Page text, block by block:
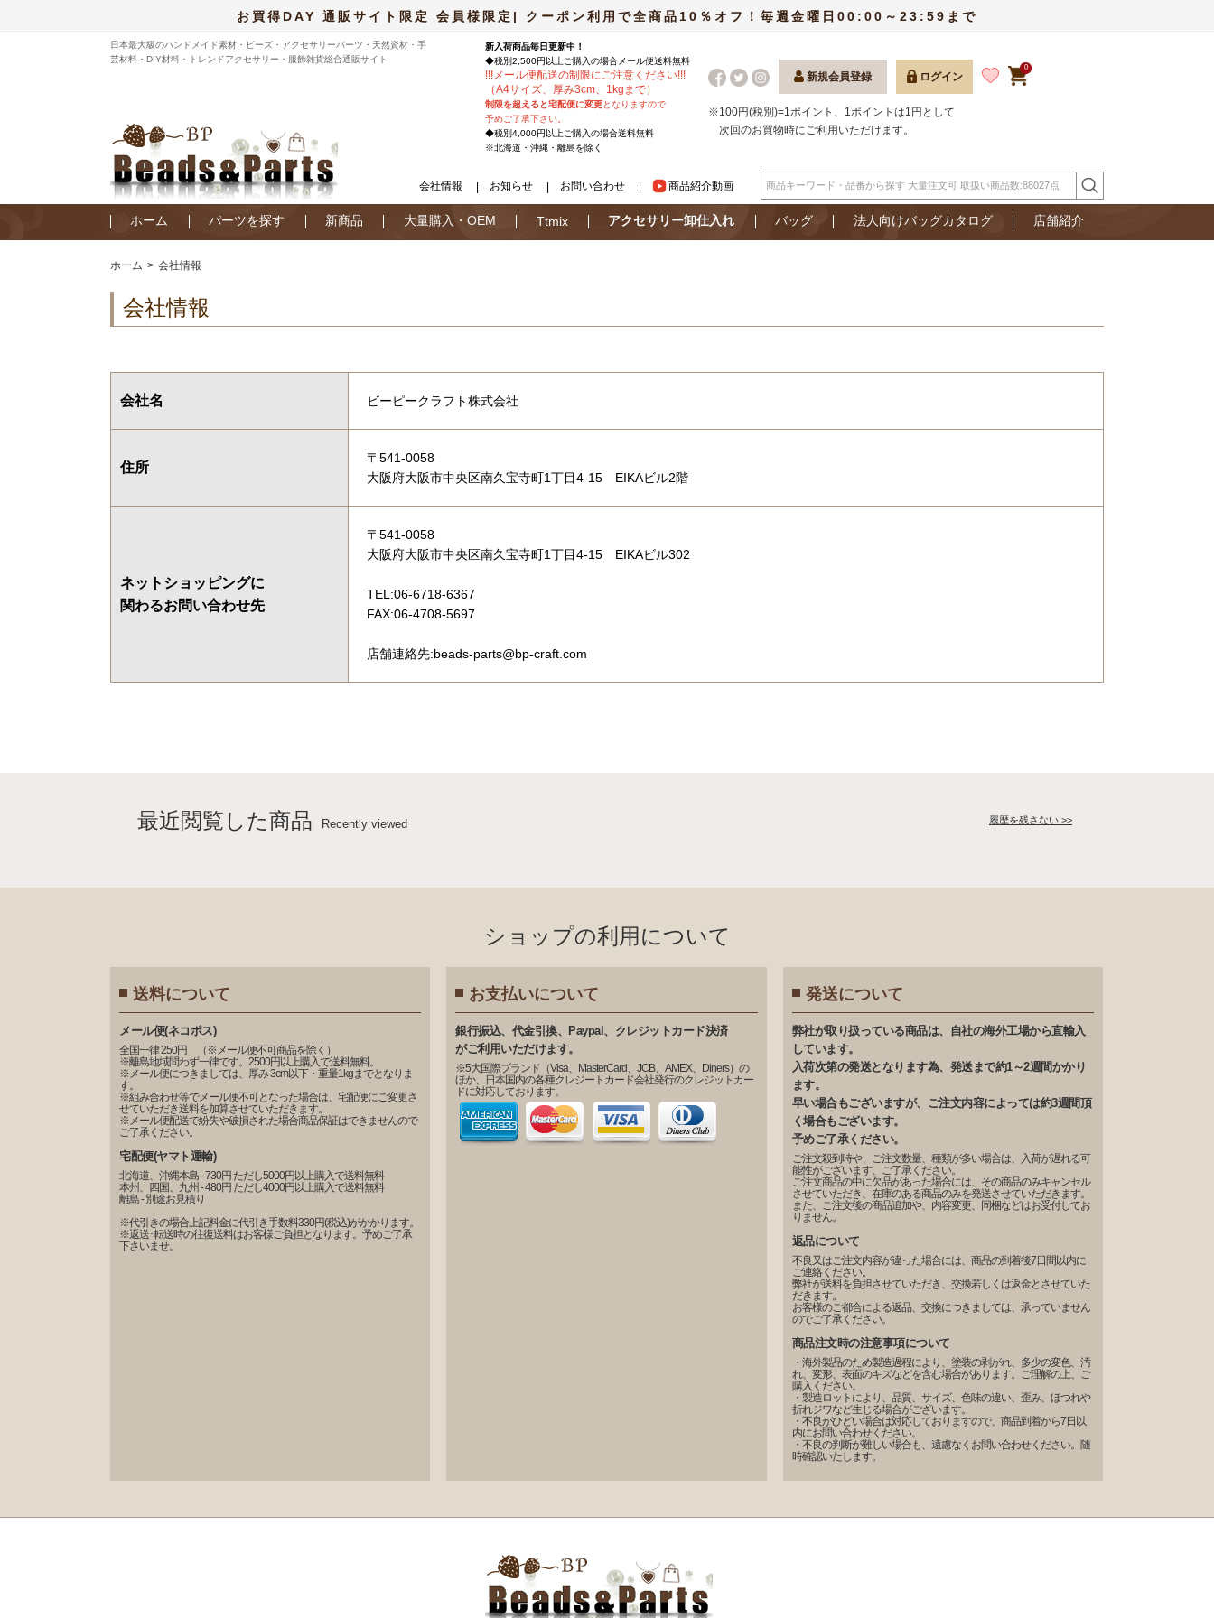
お買得DAY 通販サイト限定 会員様限定| クーポン利用で全商品10％オフ！毎週金曜日00:00～23:59まで
日本最大級のハンドメイド素材・ビーズ・アクセサリーパーツ・天然資材・手
芸材料・DIY材料・トレンドアクセサリー・服飾雑貨総合通販サイト
新入荷商品毎日更新中！
◆税別2,500円以上ご購入の場合 メール便送料無料
!!!メール便配送の制限にご注意ください!!!
（A4サイズ、厚み3cm、1kgまで）
制限を超えると宅配便に変更となりますので
予めご了承下さい。
◆税別4,000円以上ご購入の場合送料無料
※北海道・沖縄・離島を除く
新規会員登録 ログイン
0
※100円(税別)=1ポイント、1ポイントは1円として
次回のお買物時にご利用いただけます。
会社情報 お知らせ お問い合わせ 商品紹介動画
ホーム パーツを探す 新商品 大量購入・OEM Ttmix アクセサリー卸仕入れ バッグ 法人向けバッグカタログ 店舗紹介
ホーム 会社情報
会社情報
会社名 ビーピークラフト株式会社
住所
〒541-0058
大阪府大阪市中央区南久宝寺町1丁目4-15 EIKAビル2階
ネットショッピングに
関わるお問い合わせ先
〒541-0058
大阪府大阪市中央区南久宝寺町1丁目4-15 EIKAビル302
TEL:06-6718-6367
FAX:06-4708-5697
店舗連絡先:beads-parts@bp-craft.com
最近閲覧した商品 Recently viewed 履歴を残さない >>
ショップの利⽤について
送料について
メール便(ネコポス)
全国一律 250円 （※メール便不可商品を除く）
※離島地域問わず一律です。2500円以上購入で送料無料。
※メール便につきましては、厚み 3cm以下・重量1kgまでとなりま
す。
※組み合わせ等でメール便不可となった場合は、宅配便にご変更さ
せていただき送料を加算させていただきます。
※メール便配送で紛失や破損された場合商品保証はできませんので
ご了承ください。
宅配便(ヤマト運輸)
北海道、沖縄本島 - 730円 ただし5000円以上購入で送料無料
本州、四国、九州 - 480円 ただし4000円以上購入で送料無料
離島 - 別途お見積り
※代引きの場合上記料金に代引き手数料330円(税込)がかかります。
※返送･転送時の往復送料はお客様ご負担となります。予めご了承
下さいませ。
お支払いについて
銀⾏振込、代⾦引換、Paypal、クレジットカード決済
がご利⽤いただけます。
※5大国際ブランド（Visa、MasterCard、JCB、AMEX、Diners）の
ほか、日本国内の各種クレジートカード会社発行のクレジットカー
ドに対応しております。
発送について
弊社が取り扱っている商品は、自社の海外工場から直輸入
しています。
入荷次第の発送となります為、発送まで約1～2週間かかり
ます。
早い場合もございますが、ご注文内容によっては約3週間頂
く場合もございます。
予めご了承ください。
ご注文殺到時や、ご注文数量、種類が多い場合は、入荷が遅れる可
能性がございます、ご了承ください。
ご注文商品の中に欠品があった場合には、その商品のみキャンセル
させていただき、在庫のある商品のみを発送させていただきます。
また、ご注文後の商品追加や、内容変更、同梱などはお受付してお
りません。
返品について
不良又はご注文内容が違った場合には、商品の到着後7日間以内に
ご連絡ください。
弊社が送料を負担させていただき、交換若しくは返金とさせていた
だきます。
お客様のご都合による返品、交換につきましては、承っていません
のでご了承ください。
商品注文時の注意事項について
・海外製品のため製造過程により、塗装の剥がれ、多少の変色、汚
れ、変形、表面のキズなどを含む場合があります。ご理解の上、ご
購入ください。
・製造ロットにより、品質、サイズ、色味の違い、歪み、ほつれや
折れジワなど生じる場合がございます。
・不良がひどい場合は対応しておりますので、商品到着から7日以
内にお問い合わせください。
・不良の判断が難しい場合も、遠慮なくお問い合わせください。随
時確認いたします。